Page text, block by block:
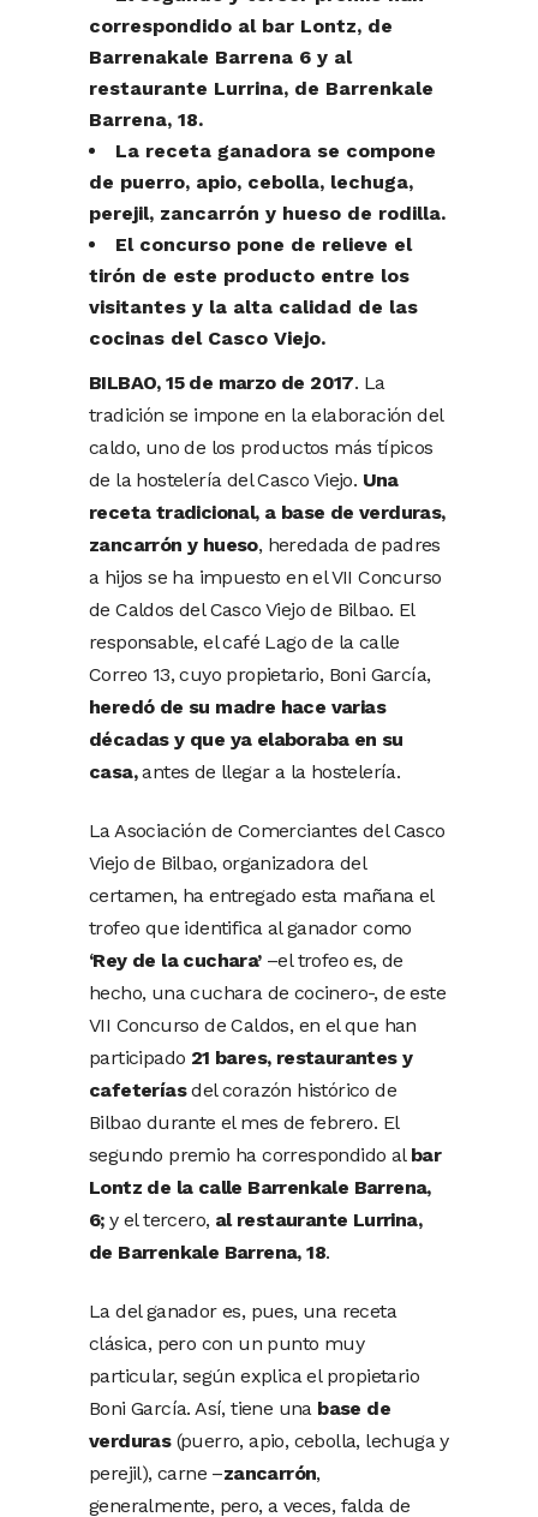
correspondido al bar Lontz, de
Barrenakale Barrena 6 y al
restaurante Lurrina, de Barrenkale
Barrena, 18.
La receta ganadora se compone
de puerro, apio, cebolla, lechuga,
perejil, zancarrón y hueso de rodilla.
El concurso pone de relieve el
tirón de este producto entre los
visitantes y la alta calidad de las
cocinas del Casco Viejo.
BILBAO, 15 de marzo de 2017. La
tradición se impone en la elaboración del
caldo, uno de los productos más típicos
de la hostelería del Casco Viejo. Una
receta tradicional, a base de verduras,
zancarrón y hueso, heredada de padres
a hijos se ha impuesto en el VII Concurso
de Caldos del Casco Viejo de Bilbao. El
responsable, el café Lago de la calle
Correo 13, cuyo propietario, Boni García,
heredó de su madre hace varias
décadas y que ya elaboraba en su
casa,antes de llegar a la hostelería.
La Asociación de Comerciantes del Casco
Viejo de Bilbao, organizadora del
certamen, ha entregado esta mañana el
trofeo que identifica al ganador como
‘Rey de la cuchara’–el trofeo es, de
hecho, una cuchara de cocinero-, de este
VII Concurso de Caldos, en el que han
participado 21 bares, restaurantes y
cafeteríasdel corazón histórico de
Bilbao durante el mes de febrero. El
segundo premio ha correspondido al bar
Lontz de la calle Barrenkale Barrena,
6;y el tercero, al restaurante Lurrina,
de Barrenkale Barrena, 18.
La del ganador es, pues, una receta
clásica, pero con un punto muy
particular, según explica el propietario
Boni García. Así, tiene una base de
verduras(puerro, apio, cebolla, lechuga y
perejil), carne –zancarrón,
generalmente, pero, a veces, falda de